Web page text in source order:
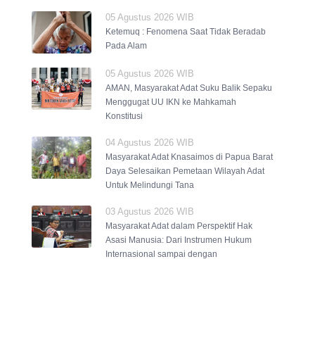
05 Agustus 2026 WIB
Ketemuq : Fenomena Saat Tidak Beradab
Pada Alam
05 Agustus 2026 WIB
AMAN, Masyarakat Adat Suku Balik Sepaku
Menggugat UU IKN ke Mahkamah
Konstitusi
04 Agustus 2026 WIB
Masyarakat Adat Knasaimos di Papua Barat
Daya Selesaikan Pemetaan Wilayah Adat
Untuk Melindungi Tana
03 Agustus 2026 WIB
Masyarakat Adat dalam Perspektif Hak
Asasi Manusia: Dari Instrumen Hukum
Internasional sampai dengan